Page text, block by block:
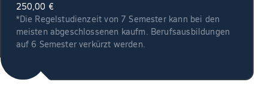
250,00 €
*Die Regelstudienzeit von 7 Semester kann bei den
meisten abgeschlossenen kaufm. Berufsausbildungen
auf 6 Semester verkürzt werden.